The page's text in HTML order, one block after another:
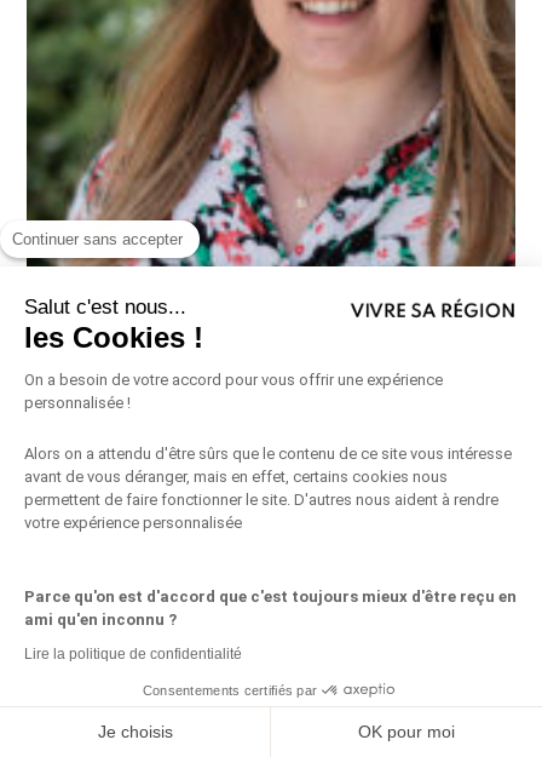
Continuer sans accepter
Salut c'est nous...
les Cookies !
On a besoin de votre accord pour vous offrir une expérience
personnalisée !
Alors on a attendu d'être sûrs que le contenu de ce site vous intéresse
avant de vous déranger, mais en effet, certains cookies nous
permettent de faire fonctionner le site. D'autres nous aident à rendre
votre expérience personnalisée
Parce qu'on est d'accord que c'est toujours mieux d'être reçu en
ami qu'en inconnu ?
Lire la politique de confidentialité
Consentements certifiés par
Je choisis OK pour moi
Vendre sa maison ou son terrain
plus cher dans le Var : l’angle mort
que la plupart des propriétaires